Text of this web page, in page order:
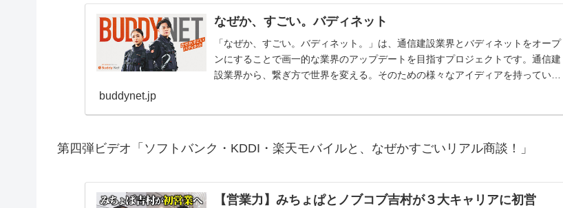
なぜか、すごい。バディネット
「なぜか、すごい。バディネット。」は、通信建設業界とバディネットをオープ
ンにすることで画一的な業界のアップデートを目指すプロジェクトです。通信建
設業界から、繋ぎ方で世界を変える。そのための様々なアイディアを持ってい
buddynet.jp
第四弾ビデオ「ソフトバンク・KDDI・楽天モバイルと、なぜかすごいリアル商談！」
【営業力】みちょぱとノブコブ吉村が３大キャリアに初営